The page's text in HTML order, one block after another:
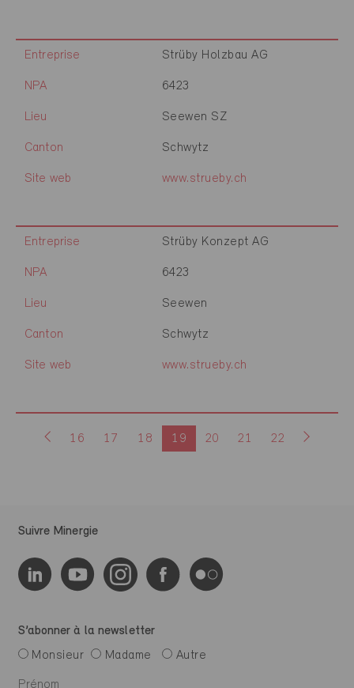
Entreprise Strüby Holzbau AG
NPA 6423
Lieu Seewen SZ
Canton Schwytz
Site web www.strueby.ch
Entreprise Strüby Konzept AG
NPA 6423
Lieu Seewen
Canton Schwytz
Site web www.strueby.ch
16 17 18 19 20 21 22
Suivre Minergie
S’abonner à la newsletter
Monsieur
Madame Autre